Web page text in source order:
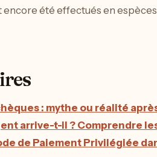
été effectués en
: mythe ou réalité
arrive-t-il ? Comprendre
de Paiement Privilégiée